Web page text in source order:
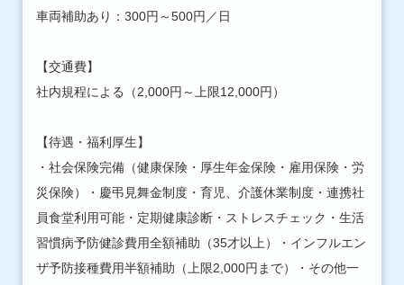
車両補助あり：300円～500円／日
【交通費】
社内規程による（2,000円～上限12,000円）
【待遇・福利厚生】
・社会保険完備（健康保険・厚生年金保険・雇用保険・労
災保険）・慶弔見舞金制度・育児、介護休業制度・連携社
員食堂利用可能・定期健康診断・ストレスチェック・生活
習慣病予防健診費用全額補助（35才以上）・インフルエン
ザ予防接種費用半額補助（上限2,000円まで）・その他一